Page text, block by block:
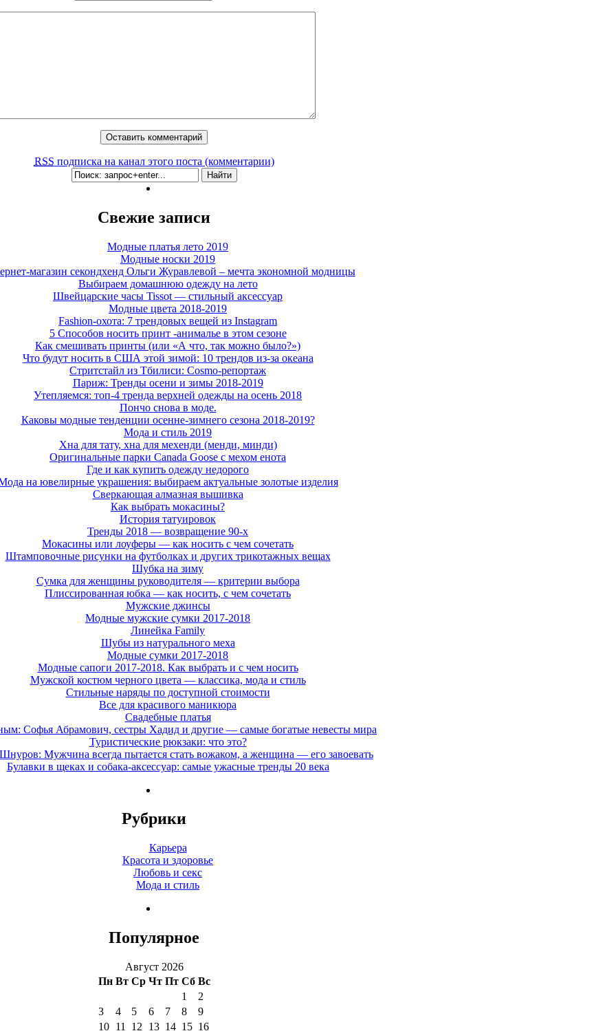
RSS подписка на канал этого поста (комментарии)
Свежие записи
Модные платья лето 2019
Модные носки 2019
магазин секондхенд Ольги Журавлевой – мечта экономной модницы
Выбираем домашнюю одежду на лето
Швейцарские часы Tissot — стильный аксессуар
Модные цвета 2018-2019
Fashion-охота: 7 трендовых вещей из Instagram
5 Способов носить принт -анималье в этом сезоне
Как смешивать принты (или «А что, так можно было?»)
Что будут носить в США этой зимой: 10 трендов из-за океана
Стритстайл из Тбилиси: Cosmo-репортаж
Париж: Тренды осени и зимы 2018-2019
Утепляемся: топ-4 тренда верхней одежды на осень 2018
Пончо снова в моде.
Каковы модные тенденции осенне-зимнего сезона 2018-2019?
Мода и стиль 2019
Хна для тату, хна для мехенди (менди, минди)
Оригинальные парки Canada Goose с мехом енота
Где и как купить одежду недорого
на ювелирные украшения: выбираем актуальные золотые изделия
Сверкающая алмазная вышивка
Как выбрать мокасины?
История татуировок
Тренды 2018 — возвращение 90-х
Мокасины или лоуферы — как носить с чем сочетать
Штамповочные рисунки на футболках и других трикотажных вещах
Шубка на зиму
Сумка для женщины руководителя — критерии выбора
Плиссированная юбка — как носить, с чем сочетать
Мужские джинсы
Модные мужские сумки 2017-2018
Линейка Family
Шубы из натурального меха
Модные сумки 2017-2018
Модные сапоги 2017-2018. Как выбрать и с чем носить
Мужской костюм черного цвета — классика, мода и стиль
Стильные наряды по доступной стоимости
Все для красивого маникюра
Свадебные платья
Софья Абрамович, сестры Хадид и другие — самые богатые невесты мира
Туристические рюкзаки: что это?
Мужчина всегда пытается стать вожаком, а женщина — его завоевать
Булавки в щеках и собака-аксессуар: самые ужасные тренды 20 века
Рубрики
Карьера
Красота и здоровье
Любовь и секс
Мода и стиль
Популярное
Август 2026
Пн Вт Ср Чт Пт Сб Вс
1
2
3
4 5 6 7 8
9
10
11 12 13 14 15 16